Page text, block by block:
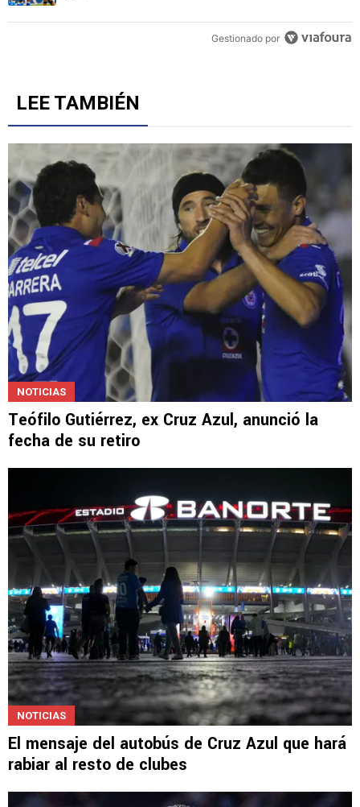
Gestionado por
LEE TAMBIÉN
NOTICIAS
Teófilo Gutiérrez, ex Cruz Azul, anunció la
fecha de su retiro
NOTICIAS
El mensaje del autobús de Cruz Azul que hará
rabiar al resto de clubes